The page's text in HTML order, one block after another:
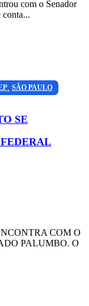
com o Senador
conta...
, SÃO PAULO
SE
COM O
PALUMBO. O